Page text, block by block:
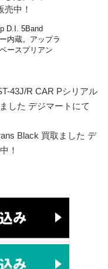
売中！
D.I. 5Band
内蔵。アップラ
ースプリアン
43J/R CAR Pシリアル
した デジマートにて
Black 買取ました デ
！